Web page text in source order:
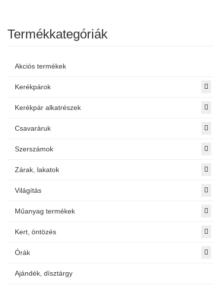
Termékkategóriák
Akciós termékek
Kerékpárok
Kerékpár alkatrészek
Csavaráruk
Szerszámok
Zárak, lakatok
Világítás
Műanyag termékek
Kert, öntözés
Órák
Ajándék, dísztárgy